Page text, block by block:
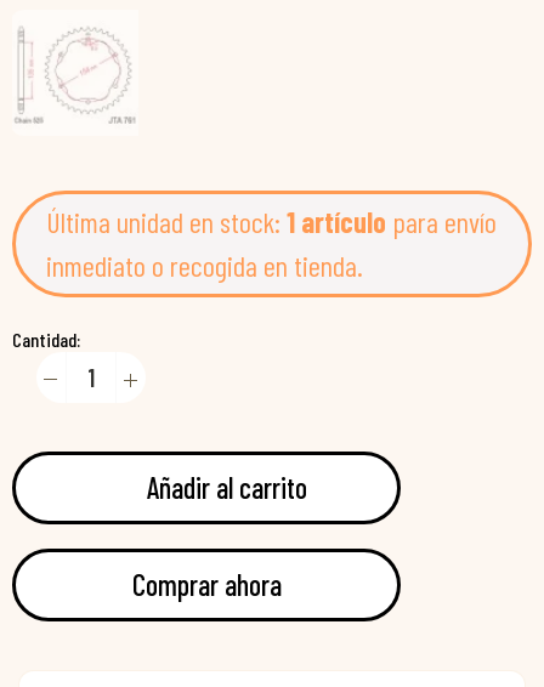
Última unidad en stock: 1 artículo para envío
inmediato o recogida en tienda.
Cantidad:
Añadir al carrito
Comprar ahora